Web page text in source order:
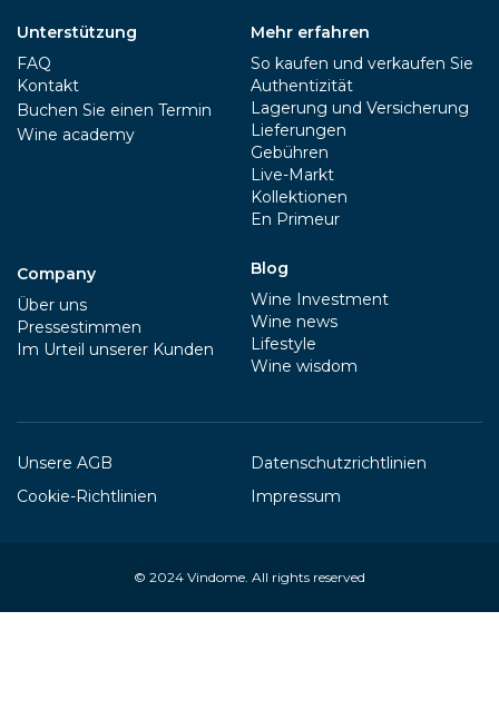
Unterstützung
FAQ
Kontakt
Buchen Sie einen Termin
Wine academy
Company
Über uns
Pressestimmen
Im Urteil unserer Kunden
Mehr erfahren
So kaufen und verkaufen Sie
Authentizität
Lagerung und Versicherung
Lieferungen
Gebühren
Live-Markt
Kollektionen
En Primeur
Blog
Wine Investment
Wine news
Lifestyle
Wine wisdom
Unsere AGB
Datenschutzrichtlinien
Cookie-Richtlinien
Impressum
© 2024 Vindome. All rights reserved